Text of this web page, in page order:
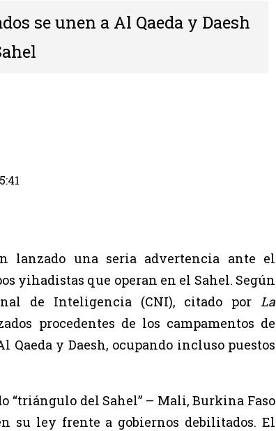
se unen a Al Qaeda y Daesh
lanzado una seria advertencia ante el
yihadistas que operan en el Sahel. Según
de Inteligencia (CNI), citado por La
procedentes de los campamentos de
y Daesh, ocupando incluso puestos
“triángulo del Sahel” – Mali, Burkina Faso
su ley frente a gobiernos debilitados. El